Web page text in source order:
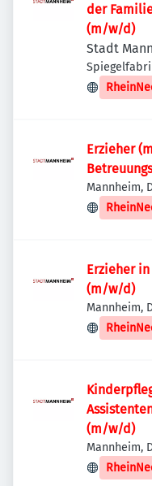
der
(m/w/d)
Stadt
Deutschland
Erzieher
Mannheim,
Erzieher
(m/w/d)
Mannheim,
(m/w/d)
Mannheim,